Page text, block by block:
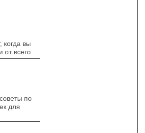
когда вы
от всего
по
для